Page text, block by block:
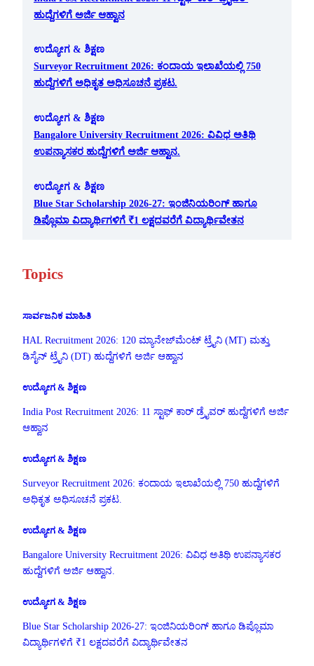
ಹುದ್ದೆಗಳಿಗೆ ಅರ್ಜಿ ಆಹ್ವಾನ
ಉದ್ಯೋಗ & ಶಿಕ್ಷಣ
Surveyor Recruitment 2026: ಕಂದಾಯ ಇಲಾಖೆಯಲ್ಲಿ 750
ಹುದ್ದೆಗಳಿಗೆ ಅಧಿಕೃತ ಅಧಿಸೂಚನೆ ಪ್ರಕಟ.
ಉದ್ಯೋಗ & ಶಿಕ್ಷಣ
Bangalore University Recruitment 2026: ವಿವಿಧ ಅತಿಥಿ
ಉಪನ್ಯಾಸಕರ ಹುದ್ದೆಗಳಿಗೆ ಅರ್ಜಿ ಆಹ್ವಾನ.
ಉದ್ಯೋಗ & ಶಿಕ್ಷಣ
Blue Star Scholarship 2026-27: ಇಂಜಿನಿಯರಿಂಗ್ ಹಾಗೂ
ಡಿಪ್ಲೊಮಾ ವಿದ್ಯಾರ್ಥಿಗಳಿಗೆ ₹1 ಲಕ್ಷದವರೆಗೆ ವಿದ್ಯಾರ್ಥಿವೇತನ
Topics
ಸಾರ್ವಜನಿಕ ಮಾಹಿತಿ
HAL Recruitment 2026: 120 ಮ್ಯಾನೇಜ್‌ಮೆಂಟ್ ಟ್ರೈನಿ (MT) ಮತ್ತು
ಡಿಸೈನ್ ಟ್ರೈನಿ (DT) ಹುದ್ದೆಗಳಿಗೆ ಅರ್ಜಿ ಆಹ್ವಾನ
ಉದ್ಯೋಗ & ಶಿಕ್ಷಣ
India Post Recruitment 2026: 11 ಸ್ಟಾಫ್ ಕಾರ್ ಡ್ರೈವರ್ ಹುದ್ದೆಗಳಿಗೆ ಅರ್ಜಿ
ಆಹ್ವಾನ
ಉದ್ಯೋಗ & ಶಿಕ್ಷಣ
Surveyor Recruitment 2026: ಕಂದಾಯ ಇಲಾಖೆಯಲ್ಲಿ 750 ಹುದ್ದೆಗಳಿಗೆ
ಅಧಿಕೃತ ಅಧಿಸೂಚನೆ ಪ್ರಕಟ.
ಉದ್ಯೋಗ & ಶಿಕ್ಷಣ
Bangalore University Recruitment 2026: ವಿವಿಧ ಅತಿಥಿ ಉಪನ್ಯಾಸಕರ
ಹುದ್ದೆಗಳಿಗೆ ಅರ್ಜಿ ಆಹ್ವಾನ.
ಉದ್ಯೋಗ & ಶಿಕ್ಷಣ
Blue Star Scholarship 2026-27: ಇಂಜಿನಿಯರಿಂಗ್ ಹಾಗೂ ಡಿಪ್ಲೊಮಾ
ವಿದ್ಯಾರ್ಥಿಗಳಿಗೆ ₹1 ಲಕ್ಷದವರೆಗೆ ವಿದ್ಯಾರ್ಥಿವೇತನ